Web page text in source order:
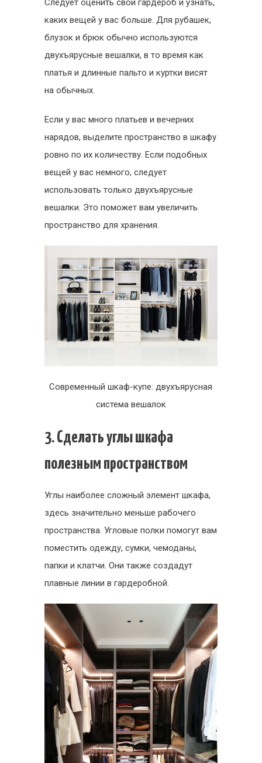
Следует оценить свой гардероб и узнать,
каких вещей у вас больше. Для рубашек,
блузок и брюк обычно используются
двухъярусные вешалки, в то время как
платья и длинные пальто и куртки висят
на обычных.
Если у вас много платьев и вечерних
нарядов, выделите пространство в шкафу
ровно по их количеству. Если подобных
вещей у вас немного, следует
использовать только двухъярусные
вешалки. Это поможет вам увеличить
пространство для хранения.
Современный шкаф-купе: двухъярусная
система вешалок
3. Сделать углы шкафа
полезным пространством
Углы наиболее сложный элемент шкафа,
здесь значительно меньше рабочего
пространства. Угловые полки помогут вам
поместить одежду, сумки, чемоданы,
папки и клатчи. Они также создадут
плавные линии в гардеробной.